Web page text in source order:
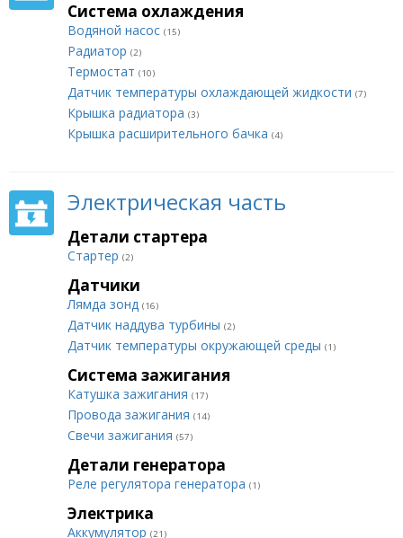
Система охлаждения
Водяной насос (15)
Радиатор (2)
Термостат (10)
Датчик температуры охлаждающей жидкости (7)
Крышка радиатора (3)
Крышка расширительного бачка (4)
Электрическая часть
Детали стартера
Стартер (2)
Датчики
Лямда зонд (16)
Датчик наддува турбины (2)
Датчик температуры окружающей среды (1)
Система зажигания
Катушка зажигания (17)
Провода зажигания (14)
Свечи зажигания (57)
Детали генератора
Реле регулятора генератора (1)
Электрика
Аккумулятор (21)